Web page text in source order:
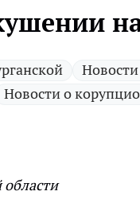
Новости о